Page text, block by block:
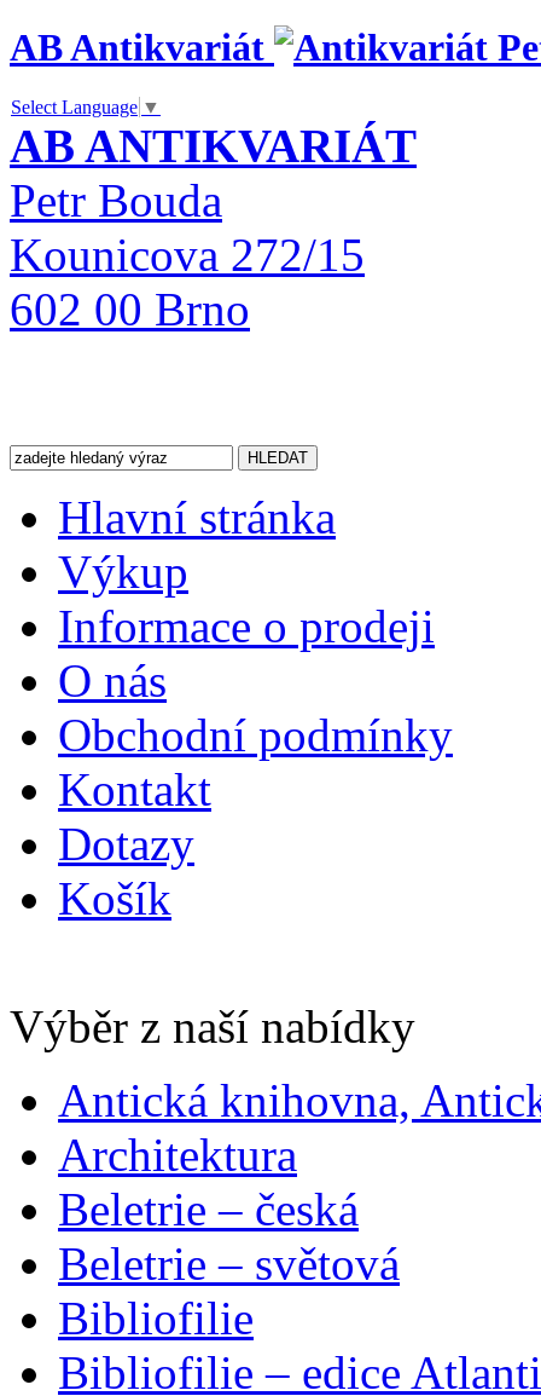
AB Antikvariát
Select Language ▼
AB ANTIKVARIÁT
Petr Bouda
Kounicova 272/15
602 00 Brno
Hlavní stránka
Výkup
Informace o prodeji
O nás
Obchodní podmínky
Kontakt
Dotazy
Košík
Výběr z naší nabídky
Antická knihovna,
Architektura
Beletrie – česká
Beletrie – světová
Bibliofilie
Bibliofilie – edice